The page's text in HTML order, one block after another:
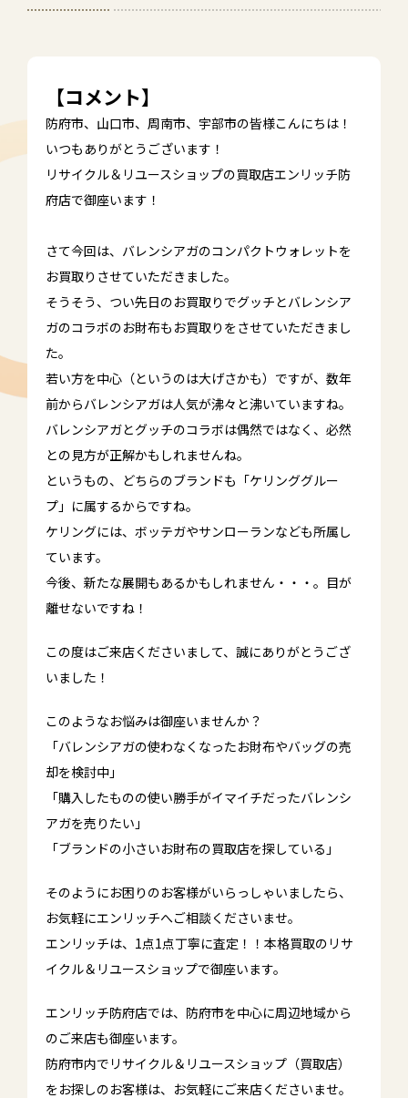
【コメント】
防府市、山口市、周南市、宇部市の皆様こんにちは！
いつもありがとうございます！
リサイクル＆リユースショップの買取店エンリッチ防
府店で御座います！
さて今回は、バレンシアガのコンパクトウォレットを
お買取りさせていただきました。
そうそう、つい先日のお買取りでグッチとバレンシア
ガのコラボのお財布もお買取りをさせていただきまし
た。
若い方を中心（というのは大げさかも）ですが、数年
前からバレンシアガは人気が沸々と沸いていますね。
バレンシアガとグッチのコラボは偶然ではなく、必然
との見方が正解かもしれませんね。
というもの、どちらのブランドも「ケリンググルー
プ」に属するからですね。
ケリングには、ボッテガやサンローランなども所属し
ています。
今後、新たな展開もあるかもしれません・・・。目が
離せないですね！
この度はご来店くださいまして、誠にありがとうござ
いました！
このようなお悩みは御座いませんか？
「バレンシアガの使わなくなったお財布やバッグの売
却を検討中」
「購入したものの使い勝手がイマイチだったバレンシ
アガを売りたい」
「ブランドの小さいお財布の買取店を探している」
そのようにお困りのお客様がいらっしゃいましたら、
お気軽にエンリッチへご相談くださいませ。
エンリッチは、1点1点丁寧に査定！！本格買取のリサ
イクル＆リユースショップで御座います。
エンリッチ防府店では、防府市を中心に周辺地域から
のご来店も御座います。
防府市内でリサイクル＆リユースショップ（買取店）
をお探しのお客様は、お気軽にご来店くださいませ。